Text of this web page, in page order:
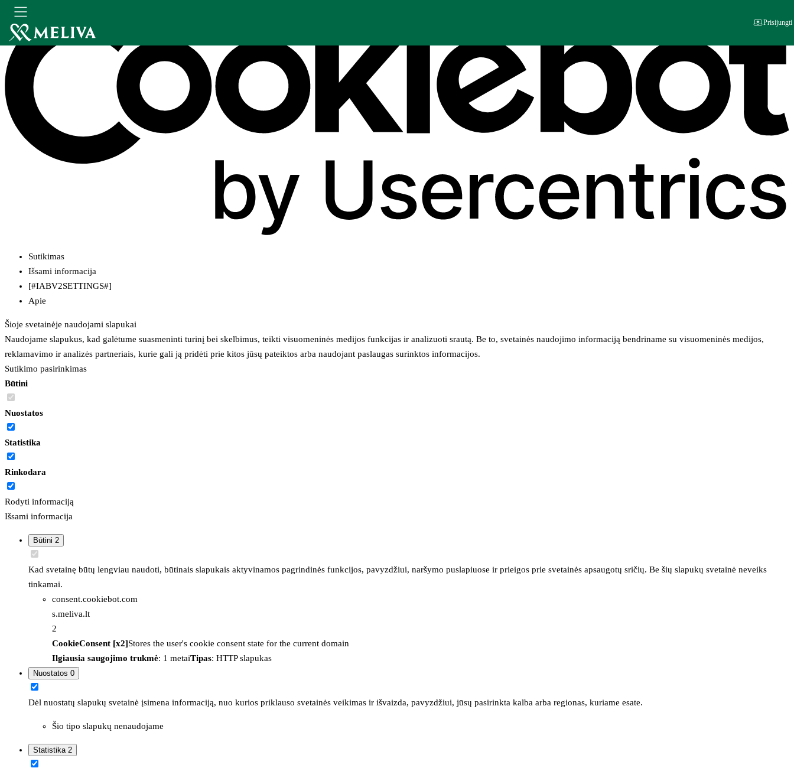
Sutikimas
Išsami informacija
[#IABV2SETTINGS#]
Apie
Šioje svetainėje naudojami slapukai
Naudojame slapukus, kad galėtume suasmeninti turinį bei skelbimus, teikti visuomeninės medijos funkcijas ir analizuoti srautą. Be to, svetainės naudojimo informaciją bendriname su visuomeninės medijos,
reklamavimo ir analizės partneriais, kurie gali ją pridėti prie kitos jūsų pateiktos arba naudojant paslaugas surinktos informacijos.
Sutikimo pasirinkimas
Būtini
Nuostatos
Statistika
Rinkodara
Rodyti informaciją
Išsami informacija
Būtini 2
Kad svetainę būtų lengviau naudoti, būtinais slapukais aktyvinamos pagrindinės funkcijos, pavyzdžiui, naršymo puslapiuose ir prieigos prie svetainės apsaugotų sričių. Be šių slapukų svetainė neveiks
tinkamai.
consent.cookiebot.com
s.meliva.lt
2
CookieConsent [x2]Stores the user's cookie consent state for the current domain
Ilgiausia saugojimo trukmė: 1 metaiTipas: HTTP slapukas
Nuostatos 0
Dėl nuostatų slapukų svetainė įsimena informaciją, nuo kurios priklauso svetainės veikimas ir išvaizda, pavyzdžiui, jūsų pasirinkta kalba arba regionas, kuriame esate.
Šio tipo slapukų nenaudojame
Statistika 2
Prisijungti